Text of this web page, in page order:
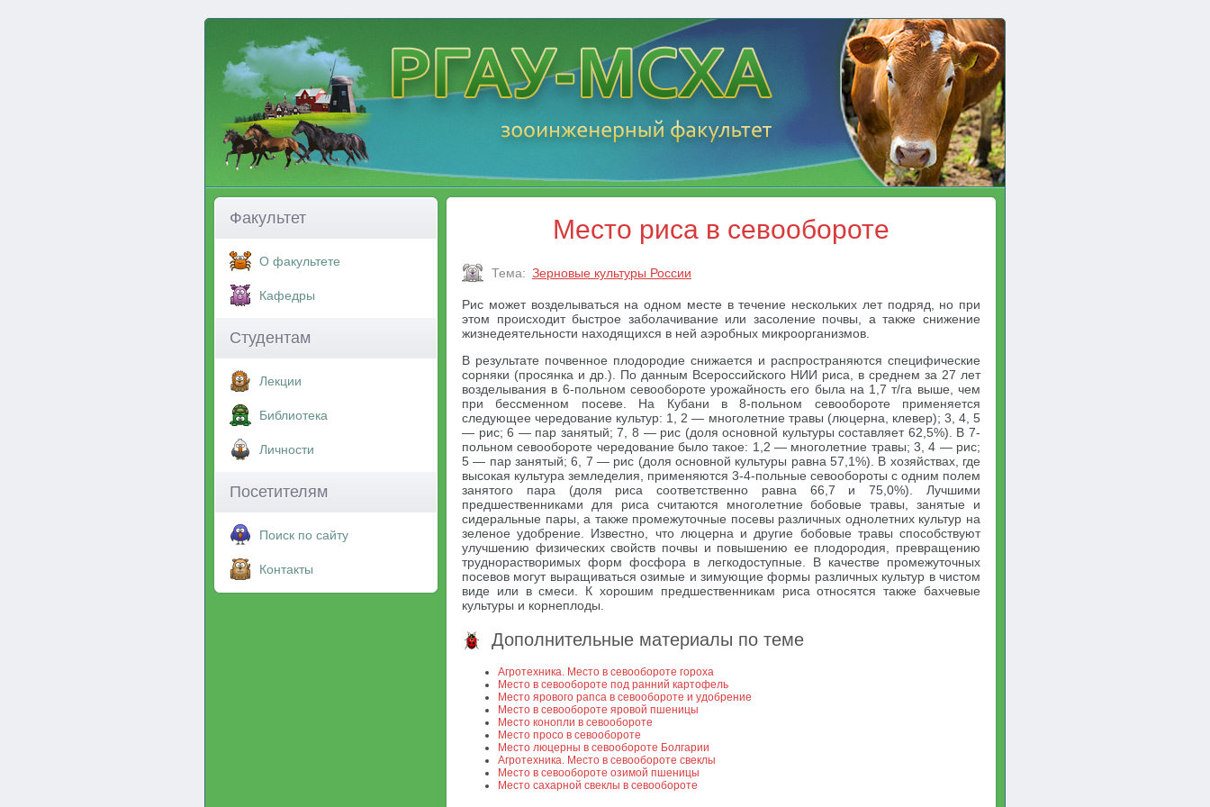
Факультет
О факультете
Кафедры
Студентам
Лекции
Библиотека
Личности
Посетителям
Поиск по сайту
Контакты
Место риса в севообороте
Тема: Зерновые культуры России
Рис может возделываться на одном месте в течение нескольких лет подряд, но при
этом происходит быстрое заболачивание или засоление почвы, а также снижение
жизнедеятельности находящихся в ней аэробных микроорганизмов.
В результате почвенное плодородие снижается и распространяются специфические
сорняки (просянка и др.). По данным Всероссийского НИИ риса, в среднем за 27 лет
возделывания в 6-польном севообороте урожайность его была на 1,7 т/га выше, чем
при бессменном посеве. На Кубани в 8-польном севообороте применяется
следующее чередование культур: 1, 2 — многолетние травы (люцерна, клевер); 3, 4, 5
— рис; 6 — пар занятый; 7, 8 — рис (доля основной культуры составляет 62,5%). В 7-
польном севообороте чередование было такое: 1,2 — многолетние травы; 3, 4 — рис;
5 — пар занятый; 6, 7 — рис (доля основной культуры равна 57,1%). В хозяйствах, где
высокая культура земледелия, применяются 3-4-польные севообороты с одним полем
занятого пара (доля риса соответственно равна 66,7 и 75,0%). Лучшими
предшественниками для риса считаются многолетние бобовые травы, занятые и
сидеральные пары, а также промежуточные посевы различных однолетних культур на
зеленое удобрение. Известно, что люцерна и другие бобовые травы способствуют
улучшению физических свойств почвы и повышению ее плодородия, превращению
труднорастворимых форм фосфора в легкодоступные. В качестве промежуточных
посевов могут выращиваться озимые и зимующие формы различных культур в чистом
виде или в смеси. К хорошим предшественникам риса относятся также бахчевые
культуры и корнеплоды.
Дополнительные материалы по теме
Агротехника. Место в севообороте гороха
Место в севообороте под ранний картофель
Место ярового рапса в севообороте и удобрение
Место в севообороте яровой пшеницы
Место конопли в севообороте
Место просо в севообороте
Место люцерны в севообороте Болгарии
Агротехника. Место в севообороте свеклы
Место в севообороте озимой пшеницы
Место сахарной свеклы в севообороте